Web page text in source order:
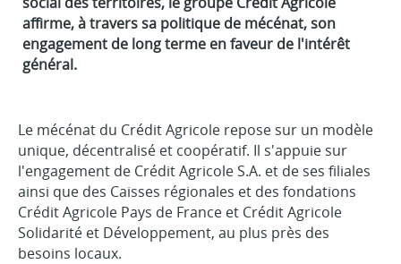
affirme, à travers sa politique de mécénat, son
engagement de long terme en faveur de l'intérêt
général.
Le mécénat du Crédit Agricole repose sur un modèle
unique, décentralisé et coopératif. Il s'appuie sur
l'engagement de Crédit Agricole S.A. et de ses filiales
ainsi que des Caisses régionales et des fondations
Crédit Agricole Pays de France et Crédit Agricole
Solidarité et Développement, au plus près des
besoins locaux.